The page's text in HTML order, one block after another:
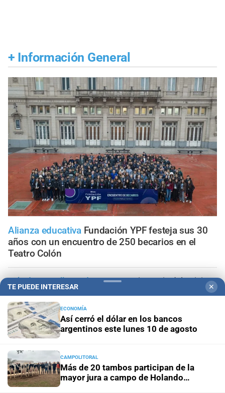
+ Información General
Alianza educativa Fundación YPF festeja sus 30
años con un encuentro de 250 becarios en el
Teatro Colón
Más de 3.1 millones de cuponesAniversario del Quini 6:
USD 3 millones y más de $4.350 millones repartidos en
premios
Sobre el ParanáAsí fueron las primeras pruebas de la
nueva flota aérea para combatir incendios en Santa Fe
Invierno fueguino Ushuaia se iluminó con más de 100
antorchas en una tradicional bajada por el cerro Martial
TE PUEDE INTERESAR ✕
ECONOMÍA
Así cerró el dólar en los bancos
argentinos este lunes 10 de agosto
CAMPOLITORAL
Más de 20 tambos participan de la
mayor jura a campo de Holando